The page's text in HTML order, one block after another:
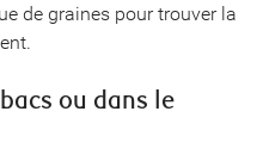
de graines pour trouver la
ou dans le